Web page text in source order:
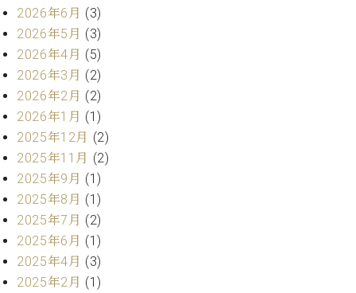
デ
ィ
シ
ョ
ン
W.
ホ
フ
マ
ン
ヴ
ィ
ジ
ョ
ン
ス
タ
ッ
フ
挨
拶
技
術
者
紹
展示
情報
【ユ
2026年6月 (3)
2026年5月 (3)
2026年4月 (5)
2026年3月 (2)
2026年2月 (2)
2026年1月 (1)
2025年12月 (2)
2025年11月 (2)
2025年9月 (1)
2025年8月 (1)
2025年7月 (2)
2025年6月 (1)
2025年4月 (3)
2025年2月 (1)